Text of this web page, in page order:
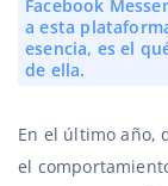
Facebook
a esta
esencia, es el
de ella.
En el último año,
el